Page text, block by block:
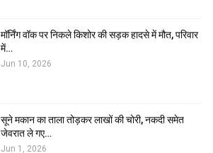
मॉर्निंग वॉक पर निकले किशोर की सड़क हादसे में मौत, परिवार
में…
Jun 10, 2026
सूने मकान का ताला तोड़कर लाखों की चोरी, नकदी समेत
जेवरात ले गए…
Jun 1, 2026